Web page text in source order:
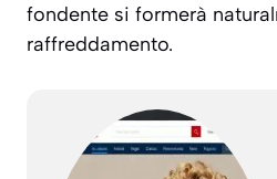
fondente si formerà
raffreddamento.